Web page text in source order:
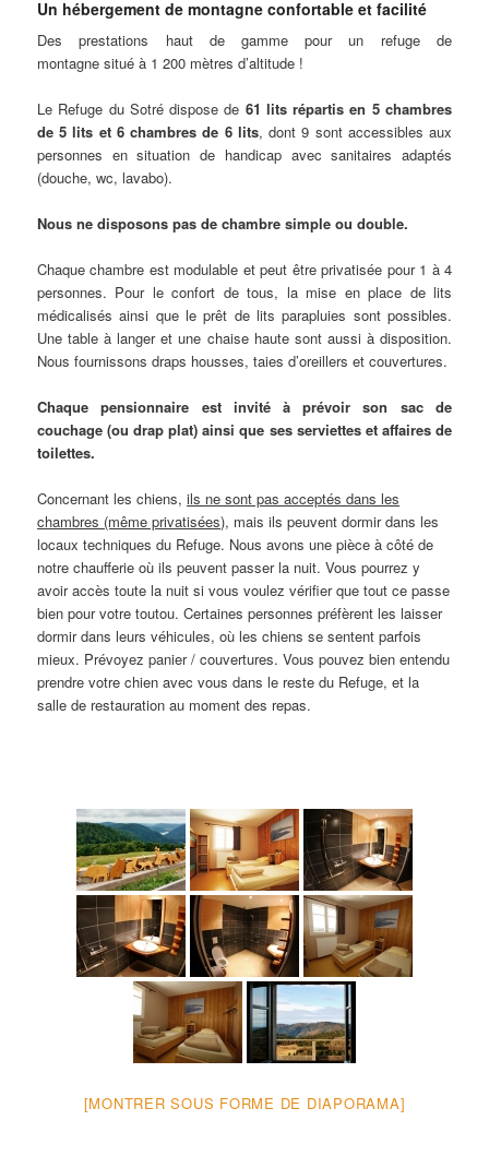
Un hébergement de montagne confortable et facilité
Des prestations haut de gamme pour un refuge de
montagne situé à 1 200 mètres d’altitude !
Le Refuge du Sotré dispose de 61 lits répartis en 5 chambres
de 5 lits et 6 chambres de 6 lits, dont 9 sont accessibles aux
personnes en situation de handicap avec sanitaires adaptés
(douche, wc, lavabo).
Nous ne disposons pas de chambre simple ou double.
Chaque chambre est modulable et peut être privatisée pour 1 à 4
personnes. Pour le confort de tous, la mise en place de lits
médicalisés ainsi que le prêt de lits parapluies sont possibles.
Une table à langer et une chaise haute sont aussi à disposition.
Nous fournissons draps housses, taies d’oreillers et couvertures.
Chaque pensionnaire est invité à prévoir son sac de
couchage (ou drap plat) ainsi que ses serviettes et affaires de
toilettes.
Concernant les chiens,ils ne sont pas acceptés dans les
chambres (même privatisées), mais ils peuvent dormir dans les
locaux techniques du Refuge. Nous avons une pièce à côté de
notre chaufferie où ils peuvent passer la nuit. Vous pourrez y
avoir accès toute la nuit si vous voulez vérifier que tout ce passe
bien pour votre toutou. Certaines personnes préfèrent les laisser
dormir dans leurs véhicules, où les chiens se sentent parfois
mieux. Prévoyez panier / couvertures. Vous pouvez bien entendu
prendre votre chien avec vous dans le reste du Refuge, et la
salle de restauration au moment des repas.
[MONTRER SOUS FORME DE DIAPORAMA]